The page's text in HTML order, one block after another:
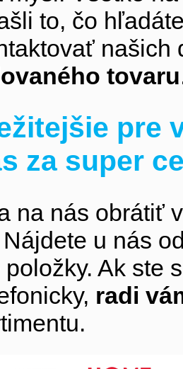
to, čo
tovaru
pre
za super
na nás obrátiť
Nájdete u nás
Ak ste
radi